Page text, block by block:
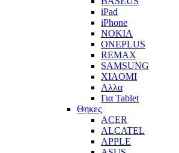
iPad
iPhone
NOKIA
ONEPLUS
REMAX
SAMSUNG
XIAOMI
Αλλα
Για Tablet
Θηκες
ACER
ALCATEL
APPLE